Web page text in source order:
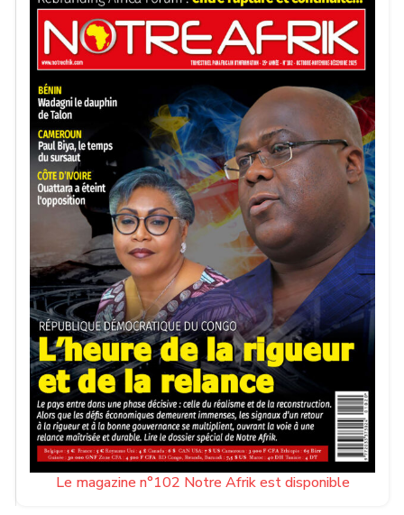
Le magazine n°102 Notre Afrik est disponible